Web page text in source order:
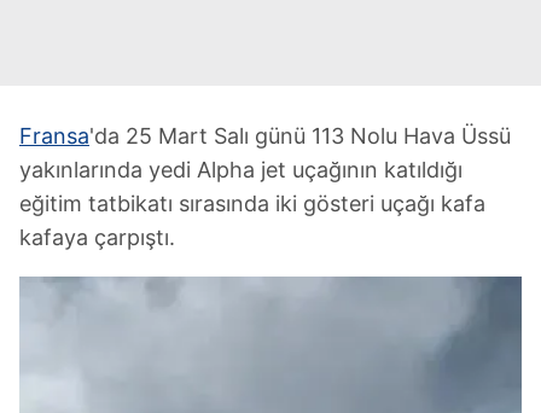
Fransa'da 25 Mart Salı günü 113 Nolu Hava Üssü
yakınlarında yedi Alpha jet uçağının katıldığı
eğitim tatbikatı sırasında iki gösteri uçağı kafa
kafaya çarpıştı.